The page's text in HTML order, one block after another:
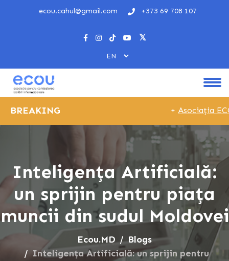
ecou.cahul@gmail.com +373 69 708 107
BREAKING Asociația
Inteligența Artificială:
un sprijin pentru piața
muncii din sudul Moldovei
Ecou.MD
Blogs
Inteligența Artificială: un sprijin pentru